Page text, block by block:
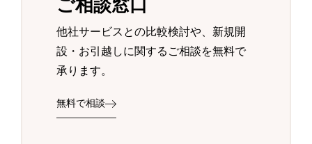
ご相談窓口
他社サービスとの比較検討や、新規開
設・お引越しに関するご相談を無料で
承ります。
無料で相談